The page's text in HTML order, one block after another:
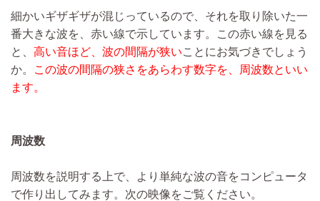
細かいギザギザが混じっているので、それを取り除いた一
番大きな波を、赤い線で示しています。この赤い線を見る
と、 高い音ほど、波の間隔が狭いことにお気づきでしょう
か。
この波の間隔の狭さをあらわす数字を、周波数といい
ます。
周波数
周波数を説明する上で、より単純な波の音をコンピュータ
で作り出してみます。次の映像をご覧ください。